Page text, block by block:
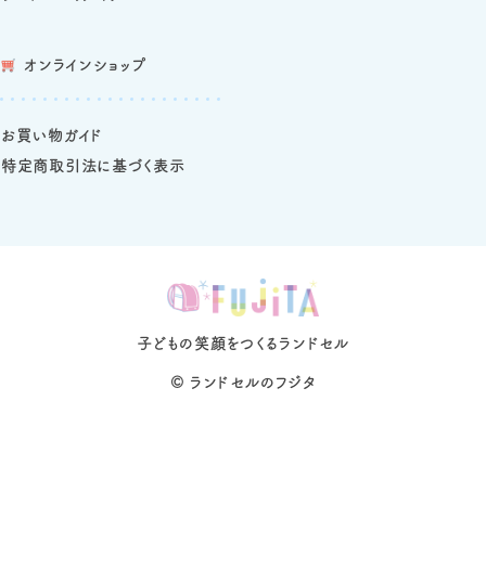
オンラインショップ
お買い物ガイド
特定商取引法に基づく表示
子どもの笑顔をつくるランドセル
© ランドセルのフジタ